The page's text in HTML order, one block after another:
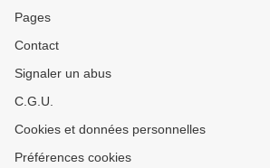
Pages
Contact
Signaler un abus
C.G.U.
Cookies et données personnelles
Préférences cookies